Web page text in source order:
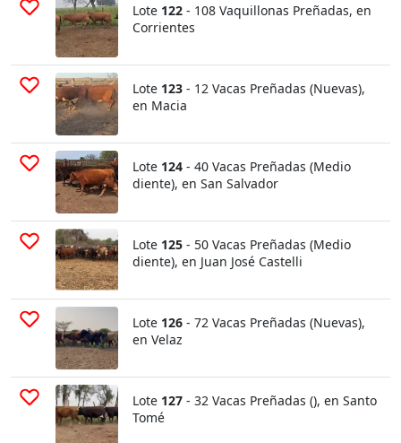
Lote 122 - 108 Vaquillonas Preñadas, en
Corrientes
Lote 123 - 12 Vacas Preñadas (Nuevas),
en Macia
Lote 124 - 40 Vacas Preñadas (Medio
diente), en San Salvador
Lote 125 - 50 Vacas Preñadas (Medio
diente), en Juan José Castelli
Lote 126 - 72 Vacas Preñadas (Nuevas),
en Velaz
Lote 127 - 32 Vacas Preñadas (), en Santo
Tomé